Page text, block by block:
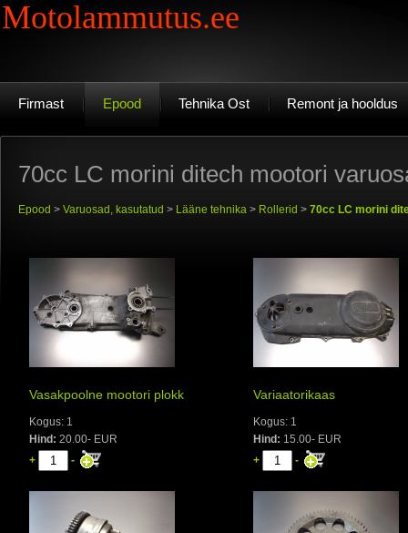
Motolammutus.ee
Firmast Epood Tehnika Ost Remont ja hooldus
70cc LC morini ditech mootori
Epood > Varuosad, kasutatud > Lääne tehnika > Rollerid > 70cc LC morini
Vasakpoolne mootori plokk
Kogus: 1
Hind: 20.00- EUR
+
-
Variaatorikaas
Kogus: 1
Hind: 15.00- EUR
+
-